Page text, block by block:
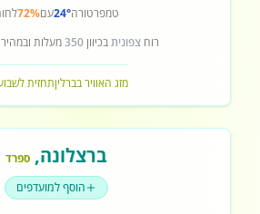
טמפרטורה24°עם72%
רוחצפוניתבכיוון350מעלות
מזג האוויר בברליןתחזית
ברצלונה, ספרד
הוסף למועדפים